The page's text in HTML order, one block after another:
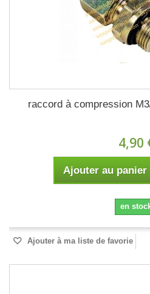
raccord à compression
4,90
Ajouter au panier
en
Ajouter à ma liste de favorie